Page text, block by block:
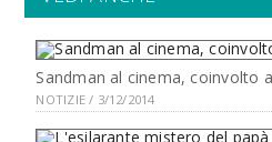
Sandman al cinema, coinvolto
NOTIZIE / 3/12/2014